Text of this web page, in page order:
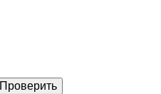
Проверить